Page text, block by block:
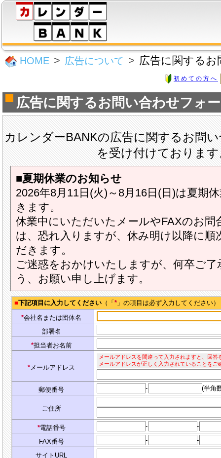
HOME 広告について 広告に関する
初めての方へ
広告に関するお問い合わせフォ
カレンダーBANKの広告に関するお問
を受け付けておりま
■夏期休業のお知らせ
2026年8月11日(火)～8月16日(日)は夏期
きます。
休業中にいただいたメールやFAXのお問
は、恐れ入りますが、休み明け以降に順
だきます。
ご迷惑をおかけいたしますが、何卒ご
う、お願い申し上げます。
■下記項目に入力してください （「* 」の項目は必ず入力してください）
*会社名または団体名
部署名
*担当者お名前
*メールアドレス
メールアドレスを間違って入力されますと、回
メールアドレスが正しく入力されていることを
郵便番号 - (半角
ご住所
*電話番号 - -
FAX番号 - -
サイトURL